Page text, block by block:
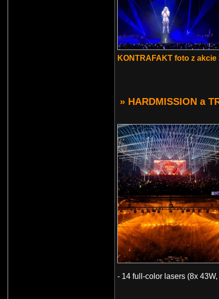
KONTRAFAKT foto z akcie
» HARDMISSION a
- 14 full-color lasers (8x